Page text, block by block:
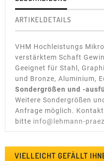
ARTIKELDETAILS
VHM Hochleistungs
verstärktem Schaft
Geeignet für Stahl,
und Bronze, Aluminium,
Sondergrößen und -
Weitere Sondergrößen
Anfrage möglich.
bitte info@lehmann-
VIELLEICHT GEFÄLLT